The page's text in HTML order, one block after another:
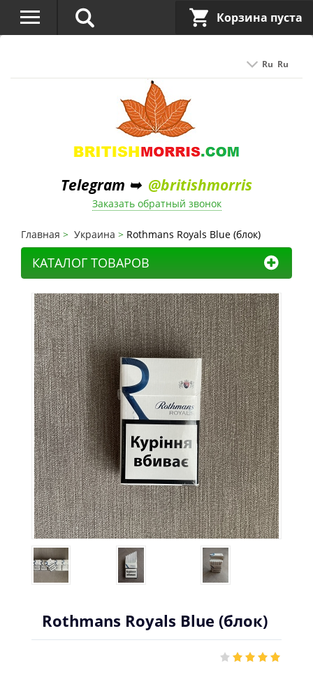
Ru Ru
Telegram ➥ @britishmorris
Заказать обратный звонок
Корзина пуста
Главная Украина Rothmans Royals Blue (блок)
КАТАЛОГ ТОВАРОВ
Rothmans Royals Blue (блок)